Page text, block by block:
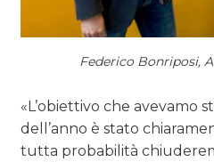
Federico Bonriposi,
«L’obiettivo che avevamo
dell’anno è stato
tutta probabilità